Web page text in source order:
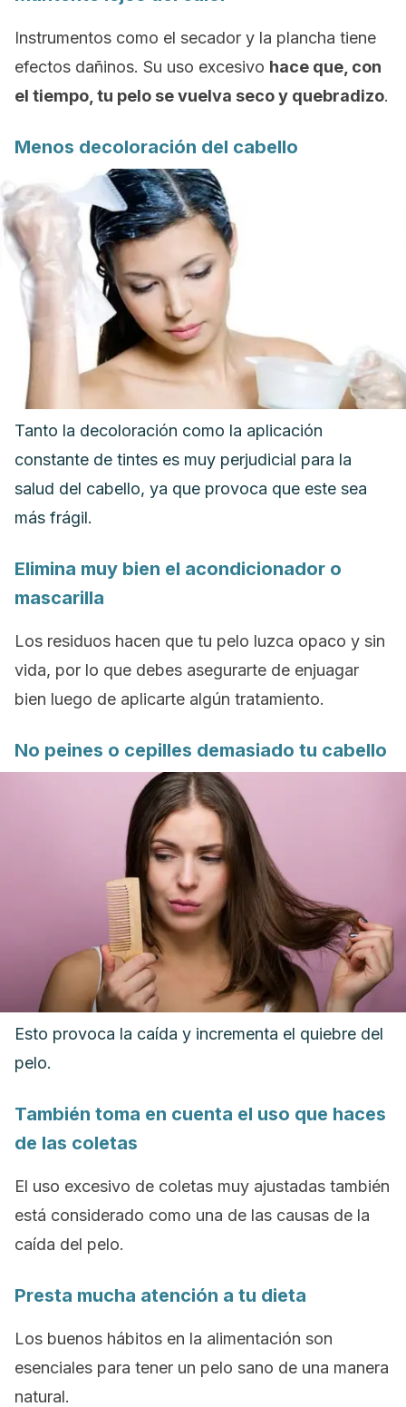
Instrumentos como el secador y la plancha tiene
efectos dañinos. Su uso excesivo hace que, con
el tiempo, tu pelo se vuelva seco y quebradizo.
Menos decoloración del cabello
Tanto la decoloración como la aplicación
constante de tintes es muy perjudicial para la
salud del cabello, ya que provoca que este sea
más frágil.
Elimina muy bien el acondicionador o
mascarilla
Los residuos hacen que tu pelo luzca opaco y sin
vida, por lo que debes asegurarte de enjuagar
bien luego de aplicarte algún tratamiento.
No peines o cepilles demasiado tu cabello
Esto provoca la caída y incrementa el quiebre del
pelo.
También toma en cuenta el uso que haces
de las coletas
El uso excesivo de coletas muy ajustadas también
está considerado como una de las causas de la
caída del pelo.
Presta mucha atención a tu dieta
Los buenos hábitos en la alimentación son
esenciales para tener un pelo sano de una manera
natural.